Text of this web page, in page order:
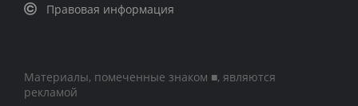
Правовая информация
Материалы, помеченные знаком ■, являются
рекламой